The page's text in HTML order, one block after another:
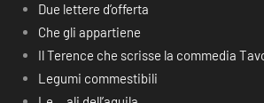
Due lettere d’offerta
Che gli appartiene
Il Terence che scrisse la commedia
Legumi commestibili